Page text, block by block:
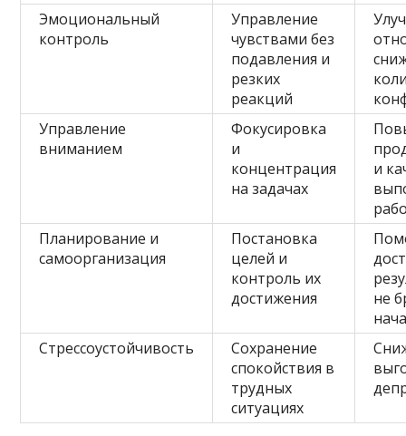
Эмоциональный
контроль
Управление
чувствами без
подавления и
резких
реакций
Управление
вниманием
Фокусировка
и
концентрация
на задачах
и
Планирование и
самоорганизация
Постановка
целей и
контроль их
достижения
не
Стрессоустойчивость
Сохранение
спокойствия в
трудных
ситуациях